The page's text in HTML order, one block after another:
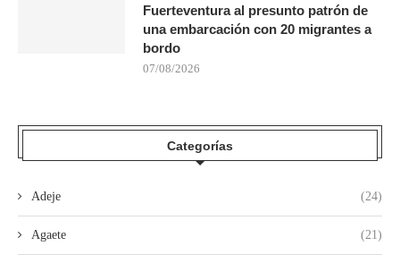
Fuerteventura al presunto patrón de
una embarcación con 20 migrantes a
bordo
07/08/2026
Categorías
Adeje (24)
Agaete (21)